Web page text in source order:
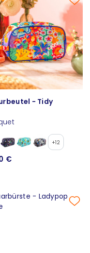
- Tidy
+12
€